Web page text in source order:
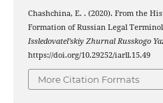
Chashchina, E. . (2020). From the
Formation of Russian Legal
Issledovatel’skiy Zhurnal Russkogo
https://doi.org/10.29252/iarll.15.49
More Citation Formats